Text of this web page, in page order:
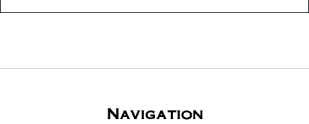
Navigation